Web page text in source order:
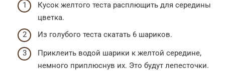
Кусок желтого теста расплющить для середины
цветка.
Из голубого теста скатать 6 шариков.
Приклеить водой шарики к желтой середине,
немного приплюснув их. Это будут лепесточки.